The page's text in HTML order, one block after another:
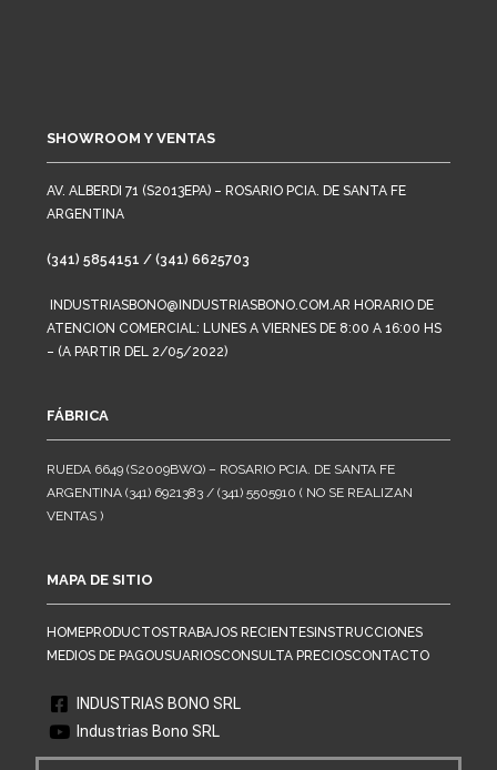
SHOWROOM Y VENTAS
AV. ALBERDI 71 (S2013EPA) – ROSARIO PCIA. DE SANTA FE
ARGENTINA
(341) 5854151 / (341) 6625703
INDUSTRIASBONO@INDUSTRIASBONO.COM.AR HORARIO DE
ATENCION COMERCIAL: LUNES A VIERNES DE 8:00 A 16:00 HS
– (A PARTIR DEL 2/05/2022)
FÁBRICA
RUEDA 6649 (S2009BWQ) – ROSARIO PCIA. DE SANTA FE
ARGENTINA (341) 6921383 / (341) 5505910 ( NO SE REALIZAN
VENTAS )
MAPA DE SITIO
HOMEPRODUCTOSTRABAJOS RECIENTES INSTRUCCIONES
MEDIOS DE PAGOUSUARIOSCONSULTA PRECIOSCONTACTO
INDUSTRIAS BONO SRL
Industrias Bono SRL